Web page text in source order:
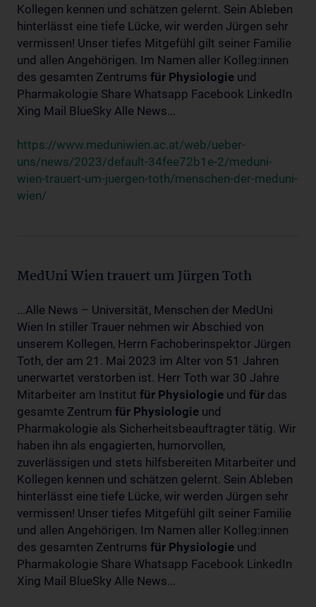
Kollegen kennen und schätzen gelernt. Sein Ableben
hinterlässt eine tiefe Lücke, wir werden Jürgen sehr
vermissen! Unser tiefes Mitgefühl gilt seiner Familie
und allen Angehörigen. Im Namen aller Kolleg:innen
des gesamten Zentrums für Physiologie und
Pharmakologie Share Whatsapp Facebook LinkedIn
Xing Mail BlueSky Alle News...
https://www.meduniwien.ac.at/web/ueber-
uns/news/2023/default-34fee72b1e-2/meduni-
wien-trauert-um-juergen-toth/menschen-der-meduni-
wien/
MedUni Wien trauert um Jürgen Toth
...Alle News – Universität, Menschen der MedUni
Wien In stiller Trauer nehmen wir Abschied von
unserem Kollegen, Herrn Fachoberinspektor Jürgen
Toth, der am 21. Mai 2023 im Alter von 51 Jahren
unerwartet verstorben ist. Herr Toth war 30 Jahre
Mitarbeiter am Institut für Physiologie und für das
gesamte Zentrum für Physiologie und
Pharmakologie als Sicherheitsbeauftragter tätig. Wir
haben ihn als engagierten, humorvollen,
zuverlässigen und stets hilfsbereiten Mitarbeiter und
Kollegen kennen und schätzen gelernt. Sein Ableben
hinterlässt eine tiefe Lücke, wir werden Jürgen sehr
vermissen! Unser tiefes Mitgefühl gilt seiner Familie
und allen Angehörigen. Im Namen aller Kolleg:innen
des gesamten Zentrums für Physiologie und
Pharmakologie Share Whatsapp Facebook LinkedIn
Xing Mail BlueSky Alle News...